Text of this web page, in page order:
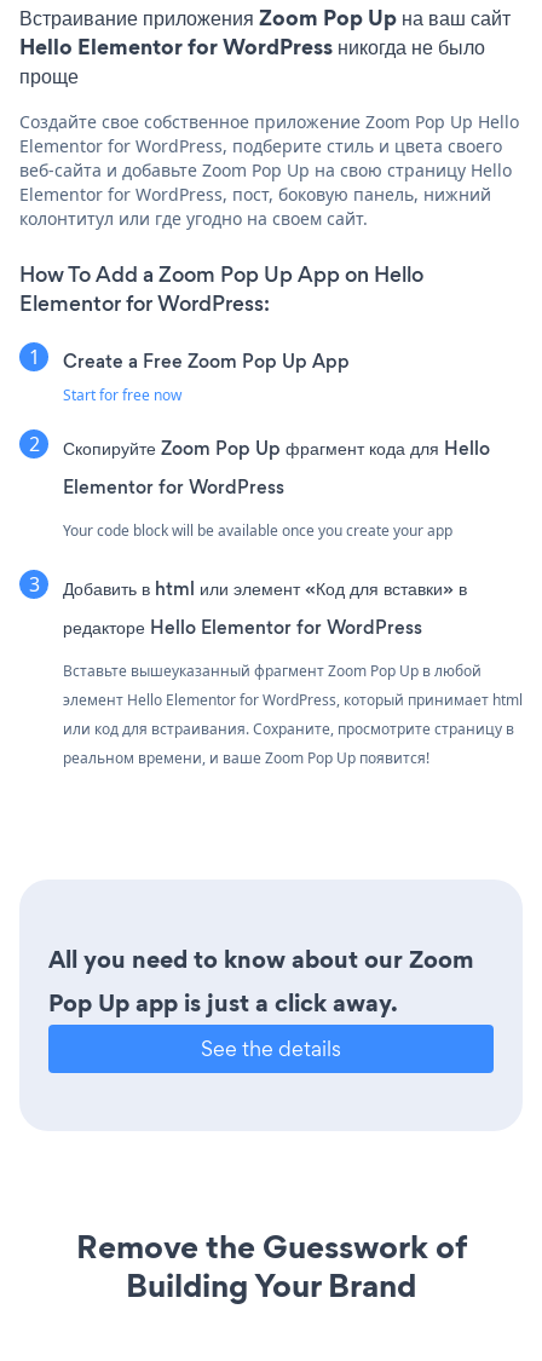
Встраивание приложения Zoom Pop Up на ваш сайт
Hello Elementor for WordPress никогда не было
проще
Создайте свое собственное приложение Zoom Pop Up Hello
Elementor for WordPress, подберите стиль и цвета своего
веб-сайта и добавьте Zoom Pop Up на свою страницу Hello
Elementor for WordPress, пост, боковую панель, нижний
колонтитул или где угодно на своем сайт.
How To Add a Zoom Pop Up App on Hello
Elementor for WordPress:
Create a Free Zoom Pop Up App
Start for free now
Скопируйте Zoom Pop Up фрагмент кода для Hello
Elementor for WordPress
Your code block will be available once you create your app
Добавить в html или элемент «Код для вставки» в
редакторе Hello Elementor for WordPress
Вставьте вышеуказанный фрагмент Zoom Pop Up в любой
элемент Hello Elementor for WordPress, который принимает html
или код для встраивания. Сохраните, просмотрите страницу в
реальном времени, и ваше Zoom Pop Up появится!
All you need to know about our Zoom
Pop Up app is just a click away.
See the details
Remove the Guesswork of
Building Your Brand